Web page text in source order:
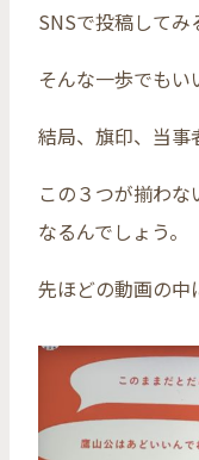
SNSで投稿してみ
そんな一歩でもい
結局、旗印、当事
この３つが揃わ
なるんでしょう。
先ほどの動画の中